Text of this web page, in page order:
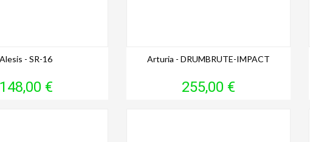
Alesis - SR-16
Prix
148,00 €
Arturia - DRUMBRUTE-IMPACT
Prix
255,00 €